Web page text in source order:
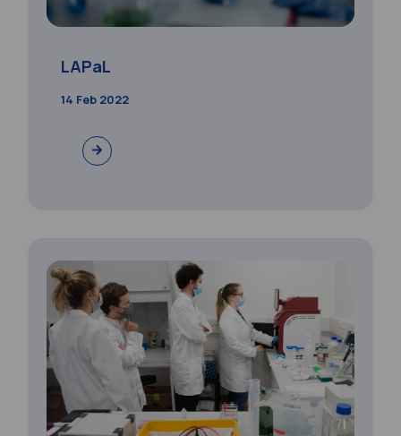
LAPaL
14 Feb 2022